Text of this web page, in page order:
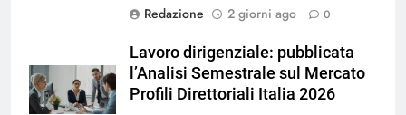
Redazione
2 giorni ago 0
Lavoro dirigenziale: pubblicata
l’Analisi Semestrale sul Mercato
Profili Direttoriali Italia 2026